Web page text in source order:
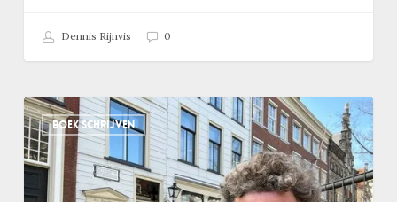
Dennis Rijnvis 0
BOEK SCHRIJVEN
Hoe
schrijf
je
een
historische